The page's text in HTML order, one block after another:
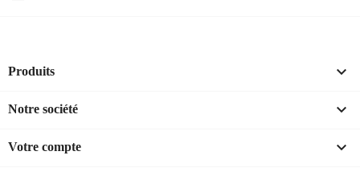
Produits 
Notre société 
Votre compte 